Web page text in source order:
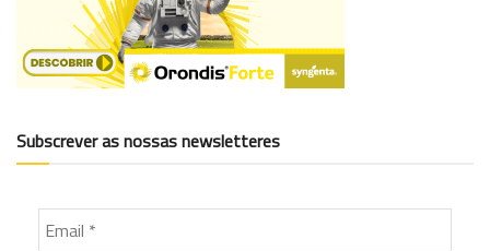
Subscrever as nossas newsletteres